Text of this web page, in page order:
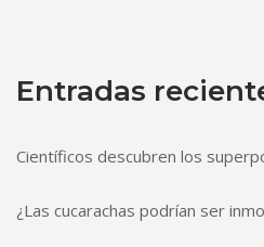
Entradas
Científicos descubren los
¿Las cucarachas podrían ser